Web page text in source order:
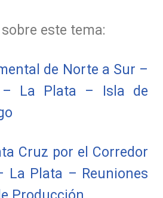
este tema:
de Norte a Sur –
– La Plata – Isla de
Cruz por el Corredor
La Plata – Reuniones